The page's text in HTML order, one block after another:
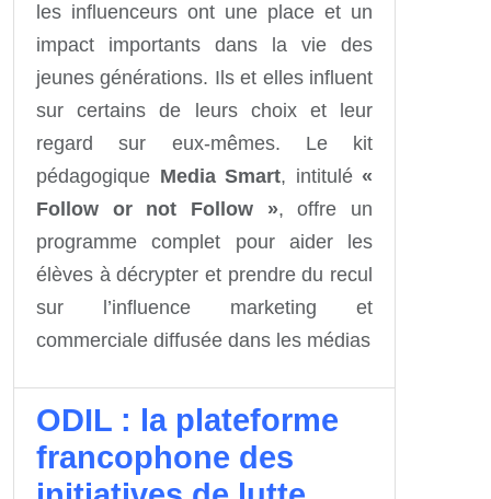
les influenceurs ont une place et un
impact importants dans la vie des
jeunes générations. Ils et elles influent
sur certains de leurs choix et leur
regard sur eux-mêmes. Le kit
pédagogique Media Smart, intitulé «
Follow or not Follow », offre un
programme complet pour aider les
élèves à décrypter et prendre du recul
sur l’influence marketing et
commerciale diffusée dans les médias
ODIL : la plateforme
francophone des